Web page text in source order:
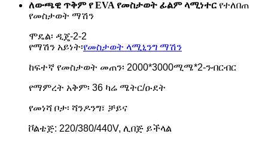
ለውጫዊ ጥቅም የ EVA የመስታወት ፊልም ላሚነተር የተለበጠ
የመስታወት ማሽን
ሞዴል፡ ዲጄ-2-2
የማሽን አይነት፡የመስታወት ላሚኒንግ ማሽን
ከፍተኛ የመስታወት መጠን፡ 2000*3000ሚሜ*2-ንብርብር
የማምረት አቅም፡ 36 ካሬ ሜትር/ዑደት
የመነሻ ቦታ፡ ሻንዶንግ፣ ቻይና
ቮልቴጅ: 220/380/440V, ሊበጅ ይችላል